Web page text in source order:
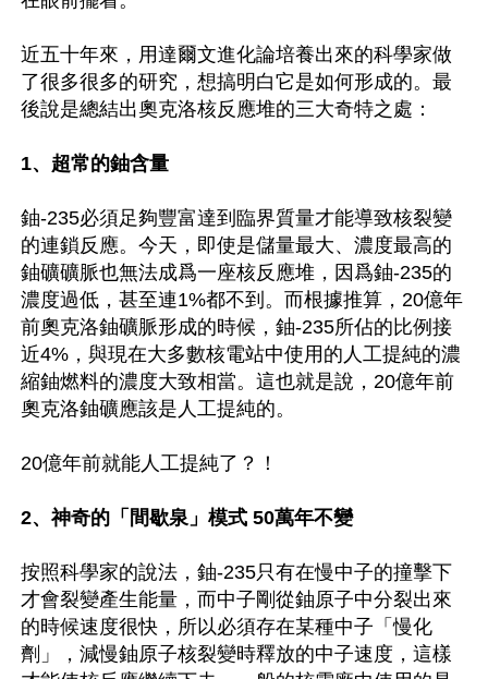
近五十年來，用達爾文進化論培養出來的科學家做
了很多很多的研究，想搞明白它是如何形成的。最
後說是總結出奧克洛核反應堆的三大奇特之處：
1、超常的鈾含量
鈾-235必須足夠豐富達到臨界質量才能導致核裂變
的連鎖反應。今天，即使是儲量最大、濃度最高的
鈾礦礦脈也無法成爲一座核反應堆，因爲鈾-235的
濃度過低，甚至連1%都不到。而根據推算，20億年
前奧克洛鈾礦脈形成的時候，鈾-235所佔的比例接
近4%，與現在大多數核電站中使用的人工提純的濃
縮鈾燃料的濃度大致相當。這也就是說，20億年前
奧克洛鈾礦應該是人工提純的。
20億年前就能人工提純了？！
2、神奇的「間歇泉」模式 50萬年不變
按照科學家的說法，鈾-235只有在慢中子的撞擊下
才會裂變產生能量，而中子剛從鈾原子中分裂出來
的時候速度很快，所以必須存在某種中子「慢化
劑」，減慢鈾原子核裂變時釋放的中子速度，這樣